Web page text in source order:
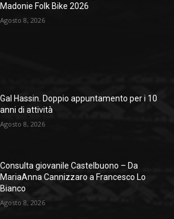
Madonie Folk Bike 2026
Agosto 8, 2026
Gal Hassin. Doppio appuntamento per i 10
anni di attività
Agosto 8, 2026
Consulta giovanile Castelbuono – Da
MariaAnna Cannizzaro a Francesco Lo
Bianco
Agosto 8, 2026